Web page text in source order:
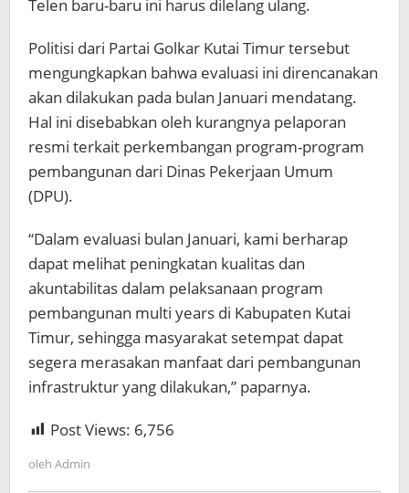
Telen baru-baru ini harus dilelang ulang.
Politisi dari Partai Golkar Kutai Timur tersebut
mengungkapkan bahwa evaluasi ini direncanakan
akan dilakukan pada bulan Januari mendatang.
Hal ini disebabkan oleh kurangnya pelaporan
resmi terkait perkembangan program-program
pembangunan dari Dinas Pekerjaan Umum
(DPU).
“Dalam evaluasi bulan Januari, kami berharap
dapat melihat peningkatan kualitas dan
akuntabilitas dalam pelaksanaan program
pembangunan multi years di Kabupaten Kutai
Timur, sehingga masyarakat setempat dapat
segera merasakan manfaat dari pembangunan
infrastruktur yang dilakukan,” paparnya.
Post Views: 6,756
oleh Admin